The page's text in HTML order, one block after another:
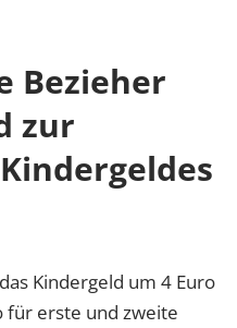
Bezieher
zur
Kindergeld um 4 Euro
für erste und zweite